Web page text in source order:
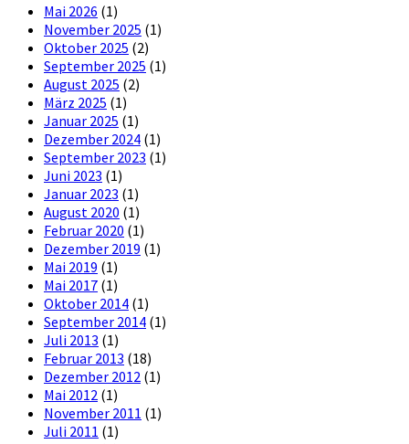
Mai 2026 (1)
November 2025 (1)
Oktober 2025 (2)
September 2025 (1)
August 2025 (2)
März 2025 (1)
Januar 2025 (1)
Dezember 2024 (1)
September 2023 (1)
Juni 2023 (1)
Januar 2023 (1)
August 2020 (1)
Februar 2020 (1)
Dezember 2019 (1)
Mai 2019 (1)
Mai 2017 (1)
Oktober 2014 (1)
September 2014 (1)
Juli 2013 (1)
Februar 2013 (18)
Dezember 2012 (1)
Mai 2012 (1)
November 2011 (1)
Juli 2011 (1)